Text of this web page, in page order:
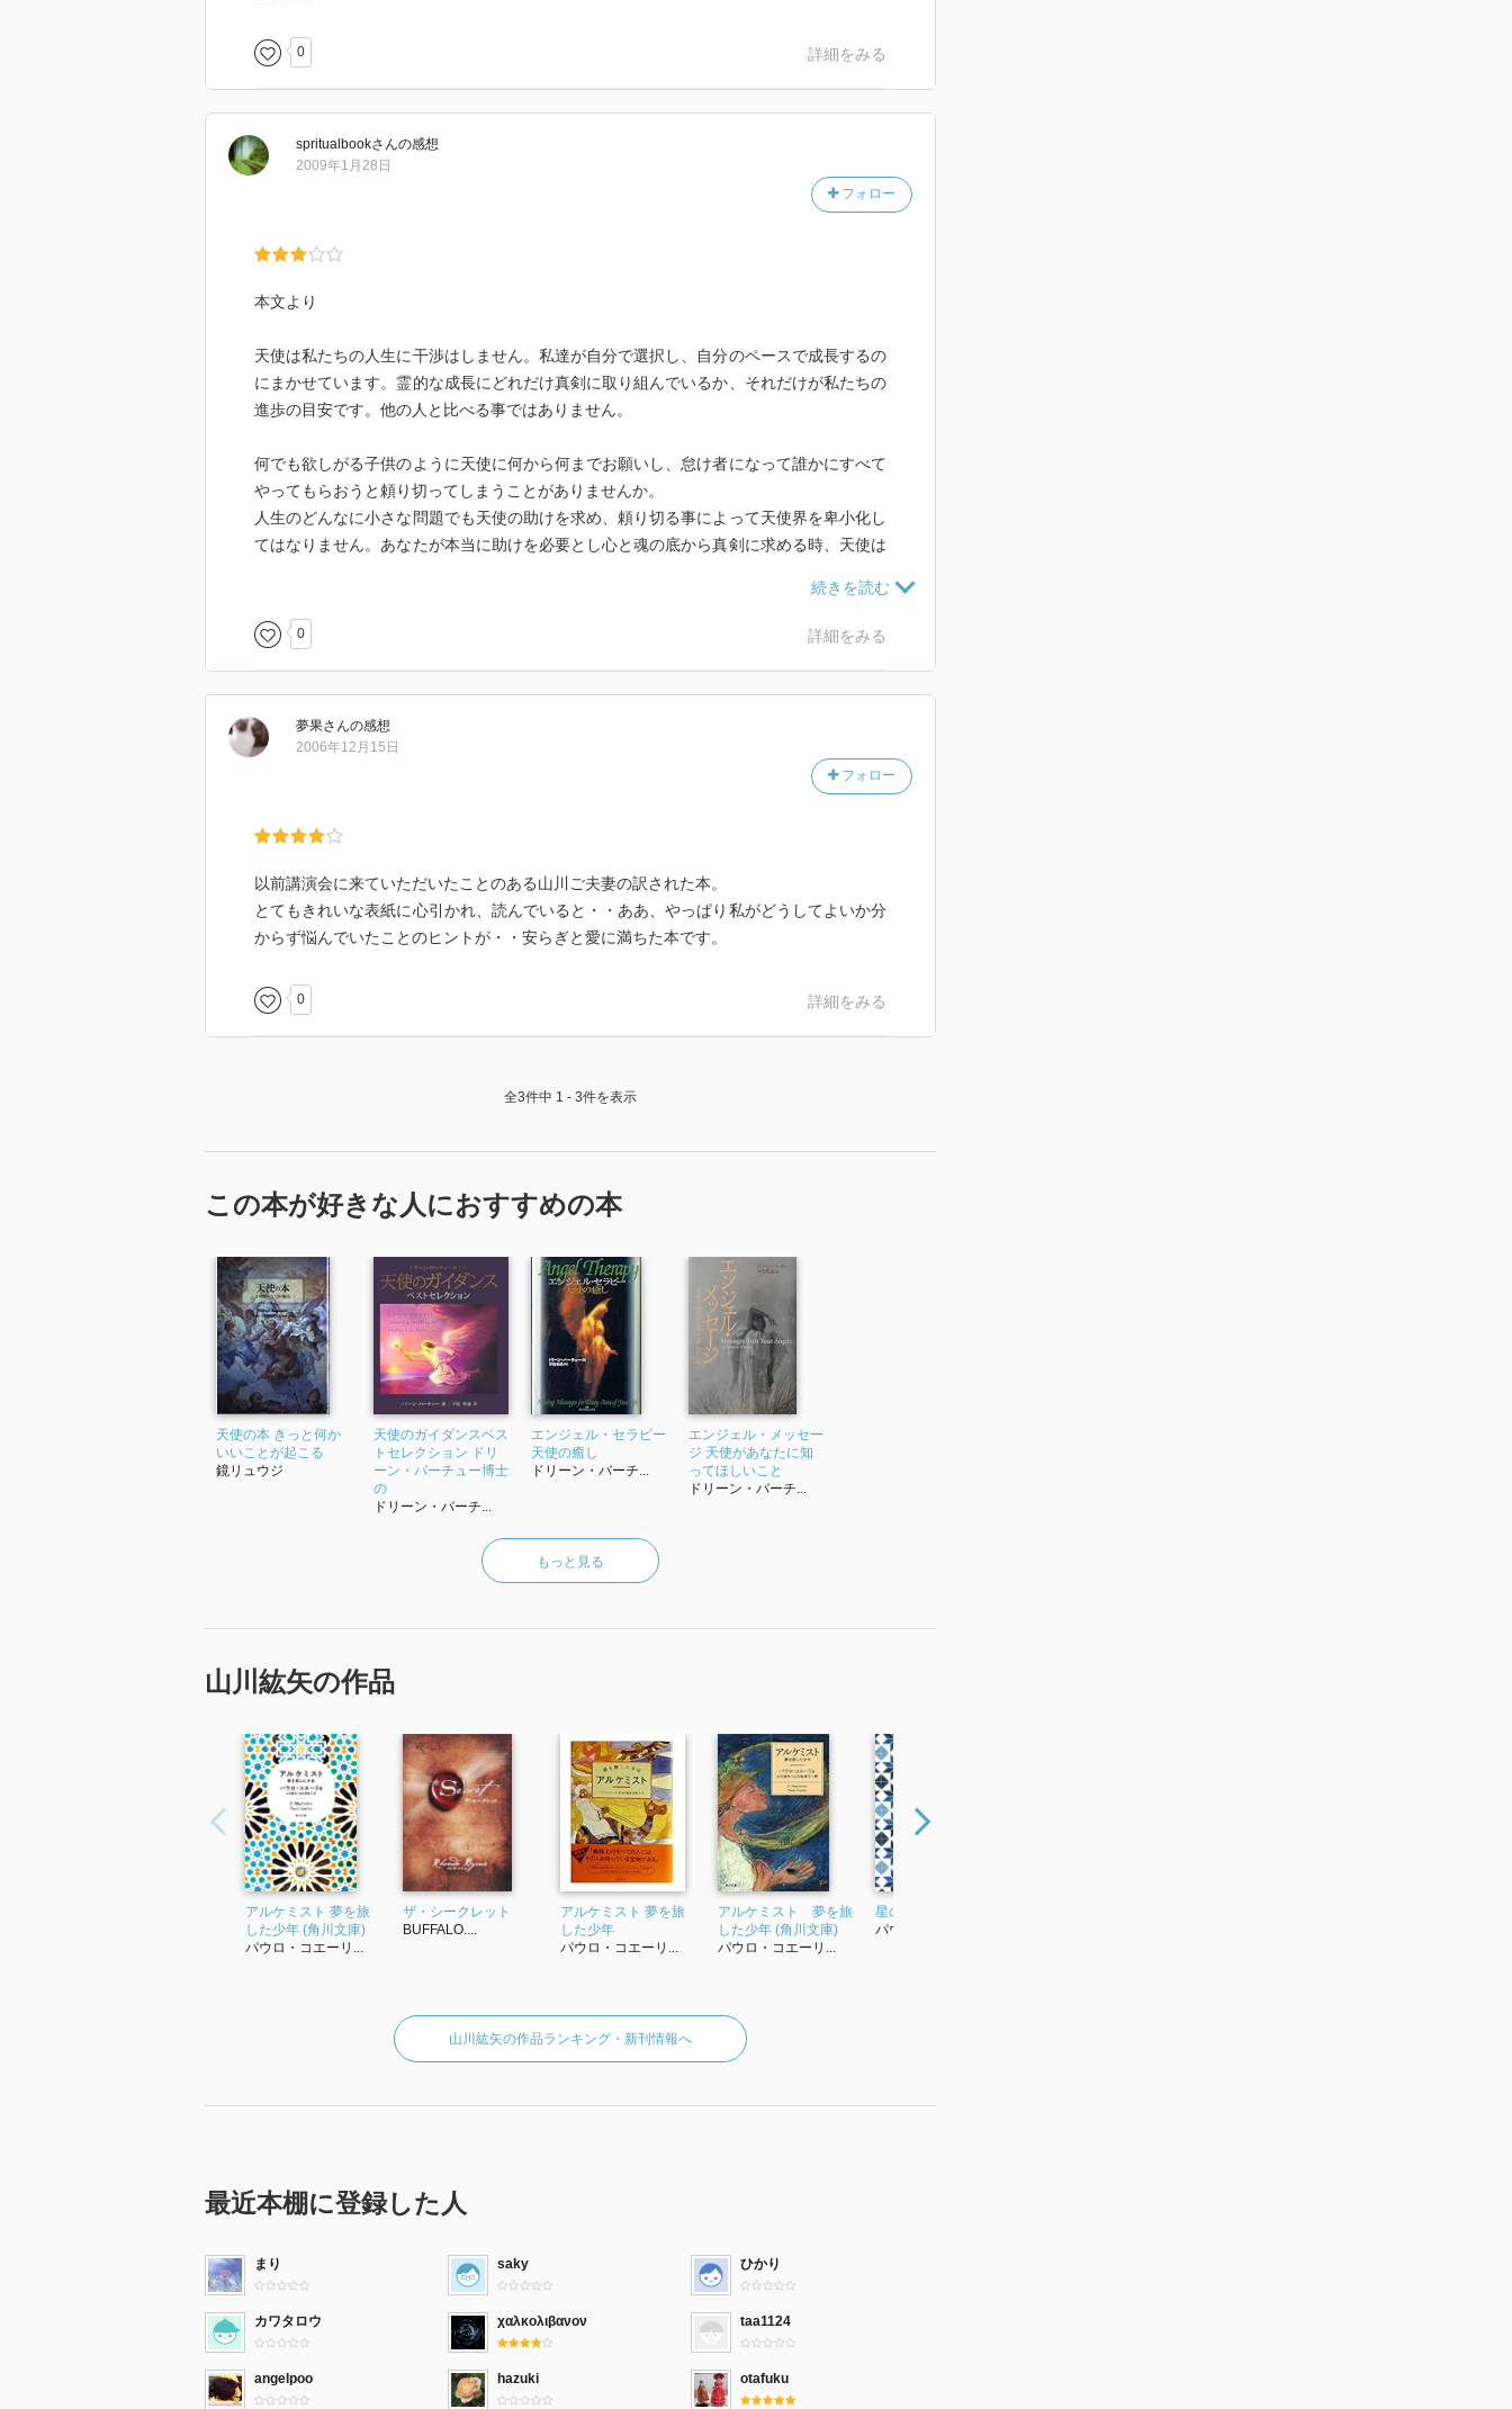
0 詳細をみる
spritualbookさんの感想
フォロー
2009年1月28日
本文より
天使は私たちの人生に干渉はしません。私達が自分で選択し、自分のペースで成長するの
にまかせています。霊的な成長にどれだけ真剣に取り組んでいるか、それだけが私たちの
進歩の目安です。他の人と比べる事ではありません。
何でも欲しがる子供のように天使に何から何までお願いし、怠け者になって誰かにすべて
やってもらおうと頼り切ってしまうことがありませんか。
人生のどんなに小さな問題でも天使の助けを求め、頼り切る事によって天使界を卑小化し
てはなりません。あなたが本当に助けを必要とし心と魂の底から真剣に求める時、天使は
0 詳細をみる
夢果さんの感想
フォロー
2006年12月15日
以前講演会に来ていただいたことのある山川ご夫妻の訳された本。
とてもきれいな表紙に心引かれ、読んでいると・・ああ、やっぱり私がどうしてよいか分
からず悩んでいたことのヒントが・・安らぎと愛に満ちた本です。
0 詳細をみる
全3件中 1 - 3件を表示
この本が好きな人におすすめの本
天使の本 きっと何か
いいことが起こる
鏡リュウジ
天使のガイダンスベス
トセレクション ドリ
ーン・バーチュー博士
の
ドリーン・バーチ...
エンジェル・セラピー
天使の癒し
ドリーン・バーチ...
エンジェル・メッセー
ジ 天使があなたに知
ってほしいこと
ドリーン・バーチ...
もっと見る
山川紘矢の作品
アルケミスト 夢を旅
した少年 (角川文庫)
パウロ・コエーリ...
ザ・シークレット
BUFFALO....
アルケミスト 夢を旅
した少年
パウロ・コエーリ...
アルケミスト 夢を旅
した少年 (角川文庫)
パウロ・コエーリ...
星の巡礼 (角川文庫)
パウロ・コエーリ...
山川紘矢の作品ランキング・新刊情報へ
最近本棚に登録した人
まり saky ひかり
カワタロウ χαλκολιβανον taa1124
angelpoo hazuki otafuku